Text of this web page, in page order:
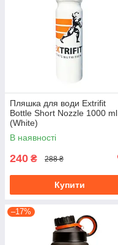
Пляшка для води Extrifit
Bottle Short Nozzle 1000 ml
(White)
В наявності
240 ₴ 288 ₴
Купити
–17%